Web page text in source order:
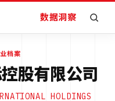
数据洞察
档案
股有限公司
HOLDINGS